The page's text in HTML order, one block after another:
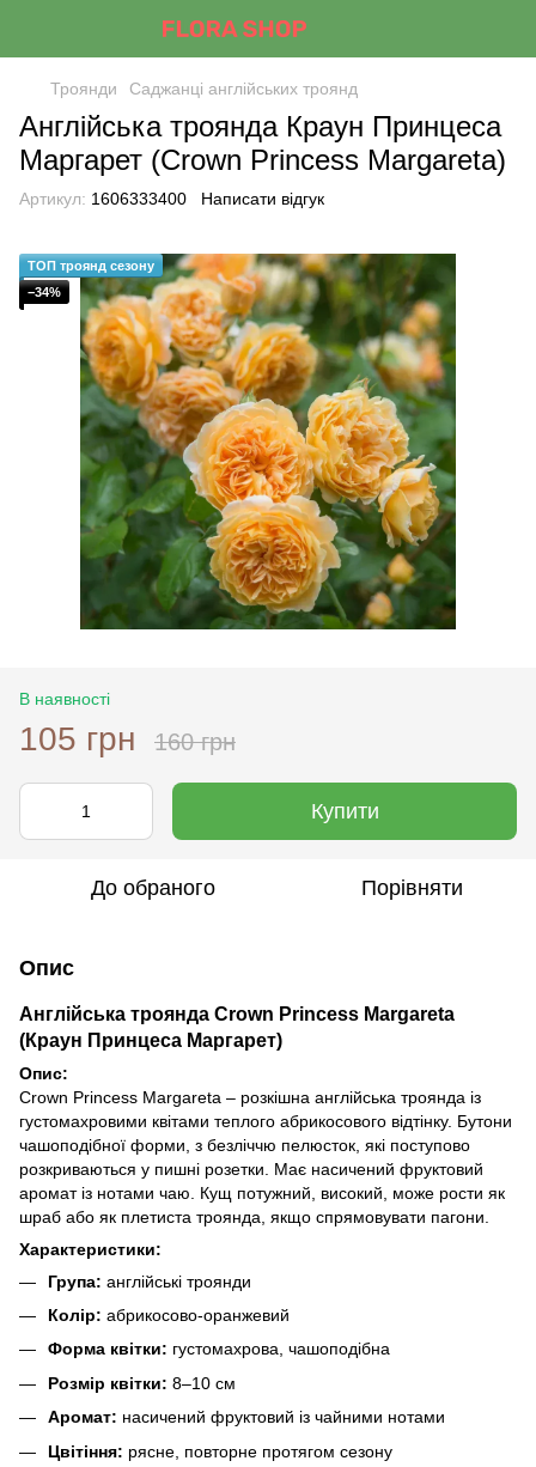
Троянди Саджанці англійських троянд
Англійська троянда Краун Принцеса
Маргарет (Crown Princess Margareta)
Артикул: 1606333400 Написати відгук
ТОП троянд сезону
−34%
В наявності
105 грн 160 грн
Купити
До обраного Порівняти
Опис
Англійська троянда Crown Princess Margareta
(Краун Принцеса Маргарет)
Опис:
Crown Princess Margareta – розкішна англійська троянда із
густомахровими квітами теплого абрикосового відтінку. Бутони
чашоподібної форми, з безліччю пелюсток, які поступово
розкриваються у пишні розетки. Має насичений фруктовий
аромат із нотами чаю. Кущ потужний, високий, може рости як
шраб або як плетиста троянда, якщо спрямовувати пагони.
Характеристики:
Група: англійські троянди
Колір: абрикосово-оранжевий
Форма квітки: густомахрова, чашоподібна
Розмір квітки: 8–10 см
Аромат: насичений фруктовий із чайними нотами
Цвітіння: рясне, повторне протягом сезону